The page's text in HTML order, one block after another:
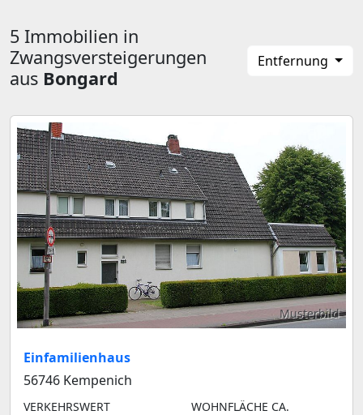
5 Immobilien in
Zwangsversteigerungen
aus Bongard
Entfernung
Musterbild
Einfamilienhaus
56746 Kempenich
VERKEHRSWERT WOHNFLÄCHE CA.